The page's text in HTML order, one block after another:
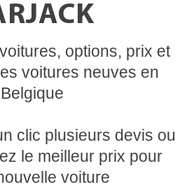
options, prix et
voitures neuves en
Belgique
clic plusieurs devis ou
le meilleur prix pour
voiture